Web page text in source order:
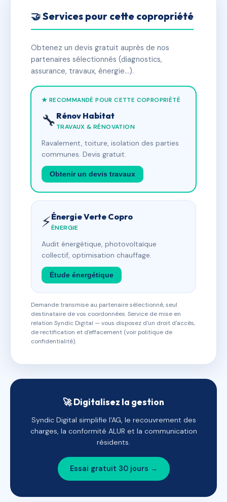
🤝 Services pour cette copropriété
Obtenez un devis gratuit auprès de nos
partenaires sélectionnés (diagnostics,
assurance, travaux, énergie…).
★ RECOMMANDÉ POUR CETTE COPROPRIÉTÉ
🔧 Rénov Habitat
TRAVAUX & RÉNOVATION
Ravalement, toiture, isolation des parties
communes. Devis gratuit.
Obtenir un devis travaux
⚡Énergie Verte Copro
ÉNERGIE
Audit énergétique, photovoltaïque
collectif, optimisation chauffage.
Étude énergétique
Demande transmise au partenaire sélectionné, seul
destinataire de vos coordonnées. Service de mise en
relation Syndic Digital — vous disposez d'un droit d'accès,
de rectification et d'effacement (voir politique de
confidentialité).
🚀 Digitalisez la gestion
Syndic Digital simplifie l'AG, le recouvrement des
charges, la conformité ALUR et la communication
résidents.
Essai gratuit 30 jours →